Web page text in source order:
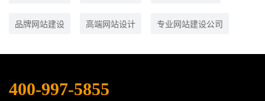
品牌网站建设 高端网站设计 专业网站建设公司
400-997-5855